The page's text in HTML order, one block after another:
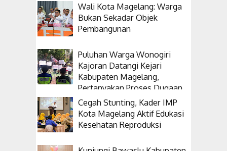
Wali Kota Magelang: Warga
Bukan Sekadar Objek
Pembangunan
Puluhan Warga Wonogiri
Kajoran Datangi Kejari
Kabupaten Magelang,
Pertanyakan Proses Dugaan
Korupsi Kepala Desanya
Cegah Stunting, Kader IMP
Kota Magelang Aktif Edukasi
Kesehatan Reproduksi